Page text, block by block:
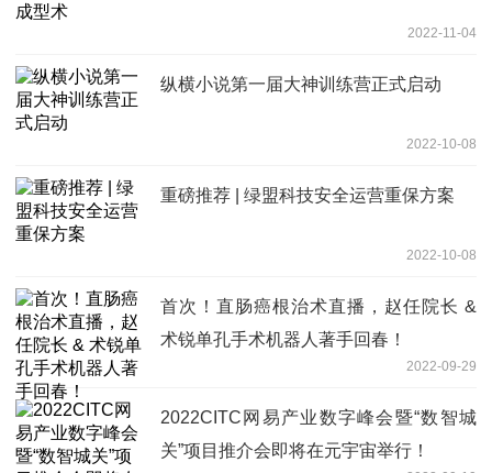
2022-11-04
纵横小说第一届大神训练营正式启动
2022-10-08
重磅推荐 | 绿盟科技安全运营重保方案
2022-10-08
首次！直肠癌根治术直播，赵任院长 &
术锐单孔手术机器人著手回春！
2022-09-29
2022CITC网易产业数字峰会暨“数智城
关”项目推介会即将在元宇宙举行！